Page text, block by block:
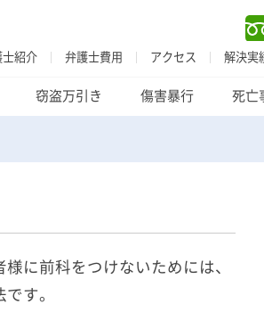
士紹介 弁護士費用 アクセス 解決実
方
窃盗万引き 傷害暴行 死亡
に前科をつけないためには、
す。